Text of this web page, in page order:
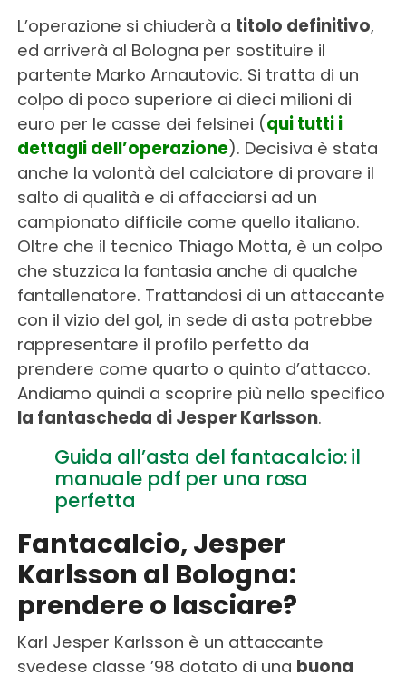
L’operazione si chiuderà a titolo definitivo,
ed arriverà al Bologna per sostituire il
partente Marko Arnautovic. Si tratta di un
colpo di poco superiore ai dieci milioni di
euro per le casse dei felsinei (qui tutti i
dettagli dell’operazione). Decisiva è stata
anche la volontà del calciatore di provare il
salto di qualità e di affacciarsi ad un
campionato difficile come quello italiano.
Oltre che il tecnico Thiago Motta, è un colpo
che stuzzica la fantasia anche di qualche
fantallenatore. Trattandosi di un attaccante
con il vizio del gol, in sede di asta potrebbe
rappresentare il profilo perfetto da
prendere come quarto o quinto d’attacco.
Andiamo quindi a scoprire più nello specifico
la fantascheda di Jesper Karlsson.
Guida all’asta del fantacalcio: il
manuale pdf per una rosa
perfetta
Fantacalcio, Jesper
Karlsson al Bologna:
prendere o lasciare?
Karl Jesper Karlsson è un attaccante
svedese classe ’98 dotato di una buona